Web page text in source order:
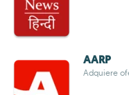
AARP
Adquiere